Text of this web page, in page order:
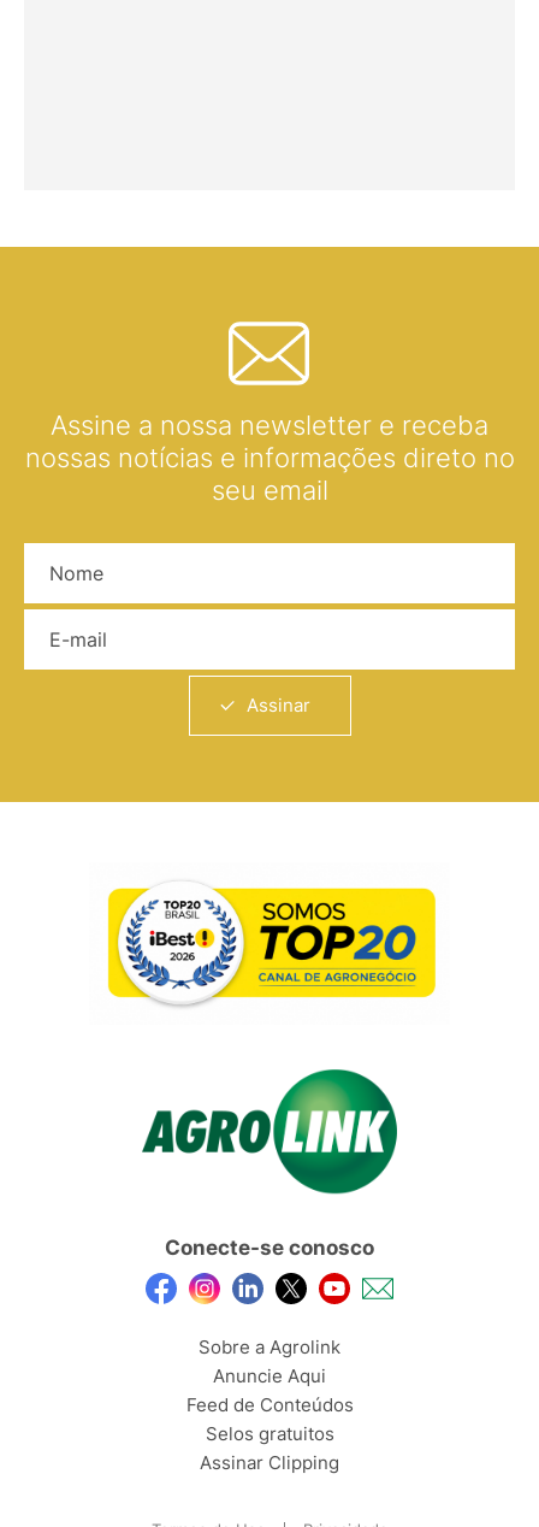
Assine a nossa newsletter e receba
nossas notícias e informações direto no
seu email
Assinar
Conecte-se conosco
Sobre a Agrolink
Anuncie Aqui
Feed de Conteúdos
Selos gratuitos
Assinar Clipping